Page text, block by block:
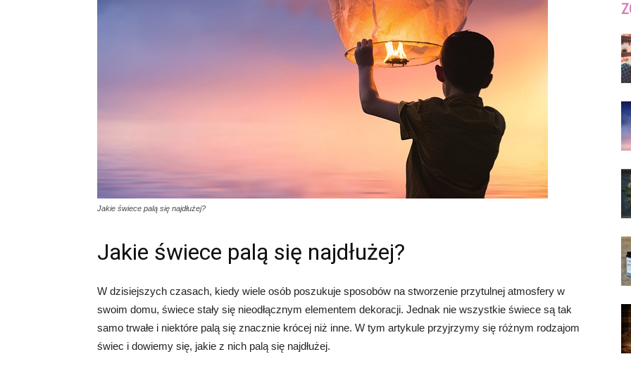
Jakie świece palą się najdłużej?
Jakie świece palą się najdłużej?
W dzisiejszych czasach, kiedy wiele osób poszukuje sposobów na stworzenie przytulnej atmosfery w
swoim domu, świece stały się nieodłącznym elementem dekoracji. Jednak nie wszystkie świece są tak
samo trwałe i niektóre palą się znacznie krócej niż inne. W tym artykule przyjrzymy się różnym rodzajom
świec i dowiemy się, jakie z nich palą się najdłużej.